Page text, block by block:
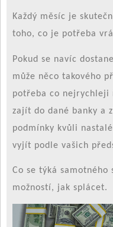
Každý měsíc je
toho, co je potřeba
Pokud se navíc
může něco takového
potřeba co nejrychleji
zajít do dané banky a
podmínky kvůli
vyjít podle vašich
Co se týká
možností, jak splácet.